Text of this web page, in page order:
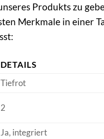
Produkts zu
Merkmale in einer
DETAILS
Tiefrot
2
Ja, integriert